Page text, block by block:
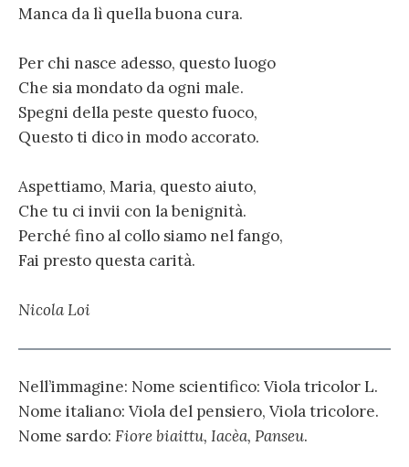
Manca da lì quella buona cura.
Per chi nasce adesso, questo luogo
Che sia mondato da ogni male.
Spegni della peste questo fuoco,
Questo ti dico in modo accorato.
Aspettiamo, Maria, questo aiuto,
Che tu ci invii con la benignità.
Perché fino al collo siamo nel fango,
Fai presto questa carità.
Nicola Loi
Nell’immagine: Nome scientifico: Viola tricolor L.
Nome italiano: Viola del pensiero, Viola tricolore.
Nome sardo: Fiore biaittu, Iacèa, Panseu.